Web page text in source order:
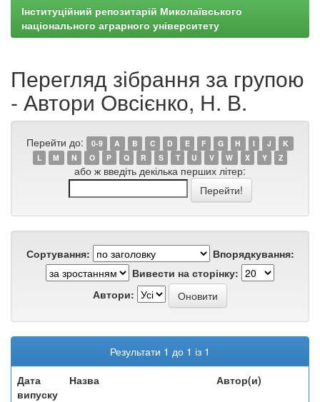
Інституційний репозитарій Миколаївського
національного аграрного університету
Перегляд зібрання за групою
- Автори Овсієнко, Н. В.
Перейти до: 0-9 A B C D E F G H I J
K
L
M N O P Q R S T U V W X Y Z
або ж введіть декілька перших літер:
Сортування:
Впорядкування:
Вивести на сторінку:
Автори:
Результати 1 до 1 із 1
Дата
випуску
Назва Автор(и)